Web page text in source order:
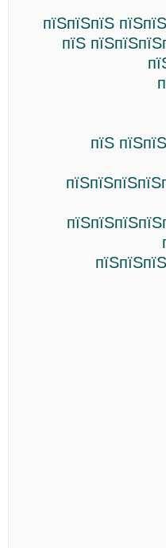
пїЅпїЅпїЅ
пїЅ
пїЅ